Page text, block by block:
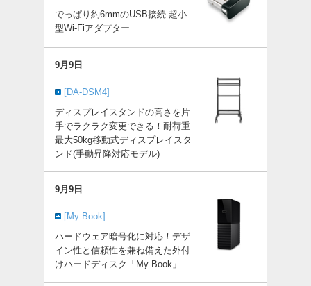
でっぱり約6mmのUSB接続 超小
型Wi-Fiアダプター
9月9日
[DA-DSM4]
ディスプレイスタンドの高さを片
手でラクラク変更できる！耐荷重
最大50kg移動式ディスプレイスタ
ンド(手動昇降対応モデル)
9月9日
[My Book]
ハードウェア暗号化に対応！デザ
イン性と信頼性を兼ね備えた外付
けハードディスク「My Book」